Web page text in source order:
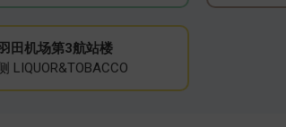
田机场第3航站楼
LIQUOR&TOBACCO